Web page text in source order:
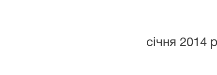
січня 2014